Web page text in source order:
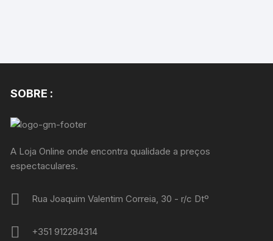
SOBRE :
A Loja Online onde encontra qualidade a preços
espectaculares.
Rua Joaquim Valentim Correia, 30 - r/c Dtº
+351 912284314